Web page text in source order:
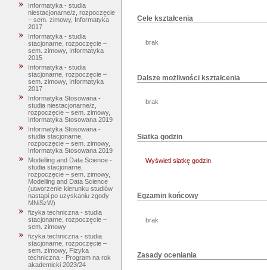
Informatyka - studia
niestacjonarne/z, rozpoczęcie
– sem. zimowy, Informatyka
2017
Informatyka - studia
stacjonarne, rozpoczęcie –
sem. zimowy, Informatyka
2015
Informatyka - studia
stacjonarne, rozpoczęcie –
sem. zimowy, Informatyka
2017
Informatyka Stosowana -
studia niestacjonarne/z,
rozpoczęcie – sem. zimowy,
Informatyka Stosowana 2019
Informatyka Stosowana -
studia stacjonarne,
rozpoczęcie – sem. zimowy,
Informatyka Stosowana 2019
Modelling and Data Science -
studia stacjonarne,
rozpoczęcie – sem. zimowy,
Modelling and Data Science
(utworzenie kierunku studiów
nastąpi po uzyskaniu zgody
MNiSzW)
fizyka techniczna - studia
stacjonarne, rozpoczęcie –
sem. zimowy
fizyka techniczna - studia
stacjonarne, rozpoczęcie –
sem. zimowy, Fizyka
techniczna - Program na rok
akademicki 2023/24
Cele kształcenia
brak
Dalsze możliwości kształcenia
brak
Siatka godzin
Wyświetl siatkę godzin
Egzamin końcowy
brak
Zasady oceniania